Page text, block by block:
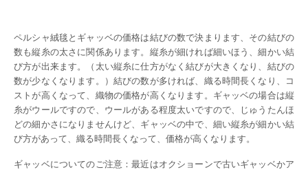
ペルシャ絨毯とギャッベの価格は結びの数で決まります、その結びの
数も縦糸の太さに関係あります。縦糸が細ければ細いほう、細かい結
び方が出来ます。（太い縦糸に仕方がなく結びが大きくなり、結びの
数が少なくなります。）結びの数が多ければ、織る時間長くなり、コ
ストが高くなって、織物の価格が高くなります。ギャッベの場合は縦
糸がウールですので、ウールがある程度太いですので、じゅうたんほ
どの細かさになりませんけど、ギャッベの中で、細い縦糸が細かい結
び方があって、織る時間長くなって、価格が高くなります。
ギャッベについてのご注意：最近はオクショーンで古いギャッベかア